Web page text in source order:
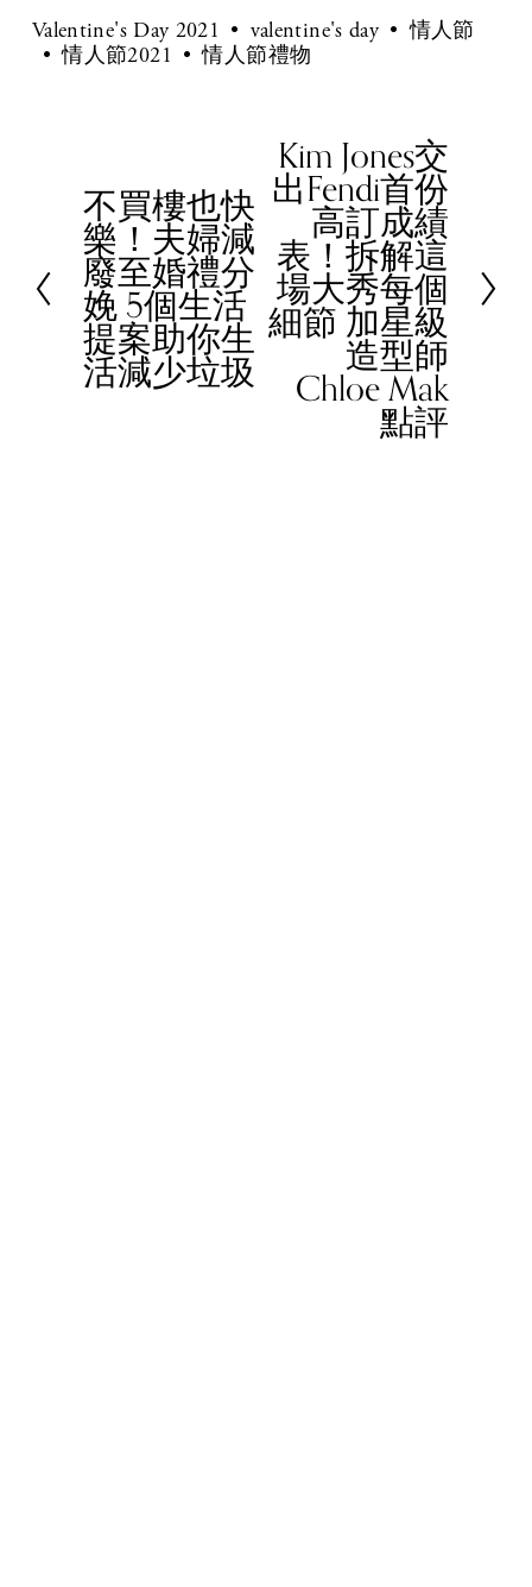
Valentine's Day 2021 valentine's day
情人節
情人節2021
情人節禮物
P
r
e
v
i
o
不買樓也快
樂！夫婦減
廢至婚禮分
娩 5個生活
提案助你生
活減少垃圾
e
Kim Jones交
出Fendi首份
高訂成績
表！拆解這
場大秀每個
細節 加星級
造型師
Chloe Mak
點評